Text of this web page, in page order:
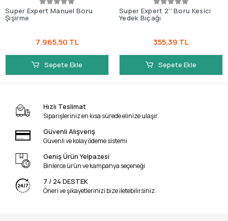
Super Expert Manuel Boru
Şişirme
7.965,50 TL
Sepete Ekle
Super Expert 2'' Boru Kesici
Yedek Bıçağı
355,39 TL
Sepete Ekle
Hızlı Teslimat
Siparişleriniz en kısa sürede elinize ulaşır.
Güvenli Alışveriş
Güvenli ve kolay ödeme sistemi
Geniş Ürün Yelpazesi
Binlerce ürün ve kampanya seçeneği
7 / 24 DESTEK
Öneri ve şikayetlerinizi bize iletebilirsiniz.